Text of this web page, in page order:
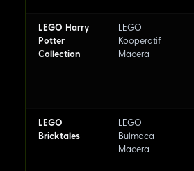
LEGO Harry
Potter
Collection
LEGO
Kooperatif
Macera
LEGO
Bricktales
LEGO
Bulmaca
Macera